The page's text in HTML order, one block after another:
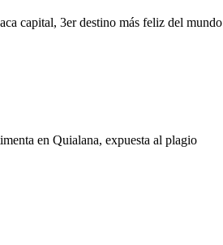
capital, 3er destino más feliz del mundo
en Quialana, expuesta al plagio